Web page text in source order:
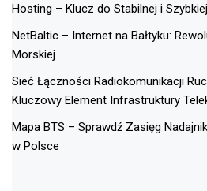
Hosting – Klucz do Stabilnej i
NetBaltic – Internet na Bałtyku:
Morskiej
Sieć Łączności Radiokomunikacji
Kluczowy Element Infrastruktury
Mapa BTS – Sprawdź Zasięg
w Polsce